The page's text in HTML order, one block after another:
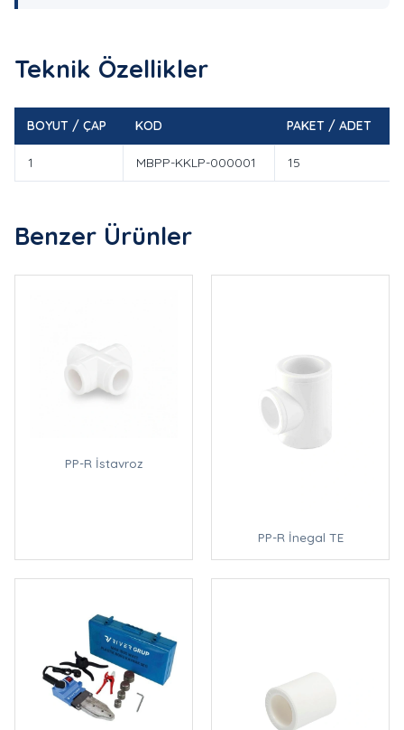
Teknik Özellikler
BOYUT / ÇAP KOD PAKET / ADET
1 MBPP-KKLP-000001 15
Benzer Ürünler
PP-R İstavroz
PP-R İnegal TE